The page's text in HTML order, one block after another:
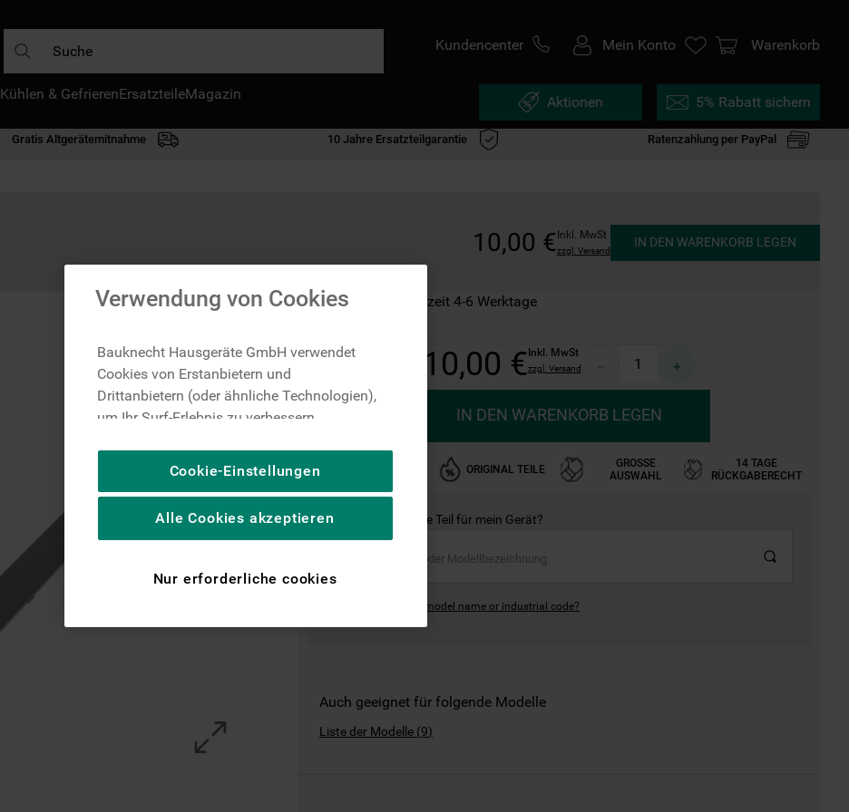
Kundencenter Mein Konto Warenkorb
Kühlen & GefrierenErsatzteileMagazin Aktionen 5% Rabatt sichern
Gratis Altgerätemitnahme 10 Jahre Ersatzteilgarantie Ratenzahlung per PayPal
10,00 € Inkl. MwSt
zzgl. Versand
IN DEN WARENKORB LEGEN
Auf Lager: Lieferzeit 4-6 Werktage
10,00 €Inkl. MwSt
zzgl. Versand ＋
IN DEN WARENKORB LEGEN
ORIGINAL TEILE
GROSSE A
USWAHL
14 TAGE
RÜCKGABERECHT
Ist dies das richtige Teil für mein Gerät?
Where can I find the model name or industrial code?
Auch geeignet für folgende Modelle
Liste der Modelle (9)
Verwendung von Cookies
Bauknecht Hausgeräte GmbH verwendet
Cookies von Erstanbietern und
Drittanbietern (oder ähnliche Technologien),
um Ihr Surf-Erlebnis zu verbessern
um die redaktionellen Inhalte der Website
basierend auf Ihrer Nutzung der Website zu
personalisieren, die Funktionalität der
spezifische Funktionen anzubieten
(einschließlich über Drittanbieter und auf
anderen Websites oder sozialen
Plattformen, beispielsweise Google LLC –
Cookie-Einstellungen
Nur erforderliche cookies
Alle Cookies akzeptieren
DIE HÄUFIGSTEN SUCHANFRAGEN
gefrierschrank